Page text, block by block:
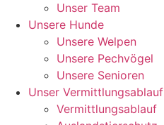
Unser Team
Unsere Hunde
Unsere Welpen
Unsere Pechvögel
Unsere Senioren
Unser Vermittlungsablauf
Vermittlungsablauf